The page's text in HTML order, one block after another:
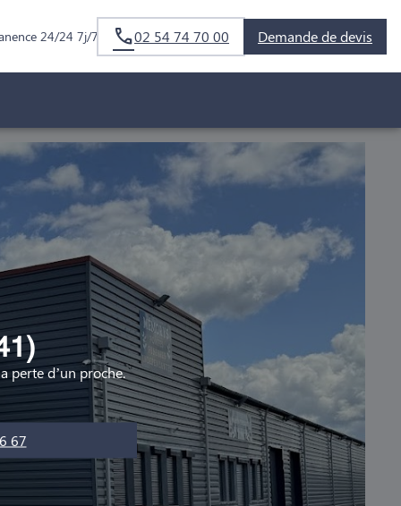
24/24 7j/7 02 54 74 70 00 Demande de devis
perte d’un proche.
67